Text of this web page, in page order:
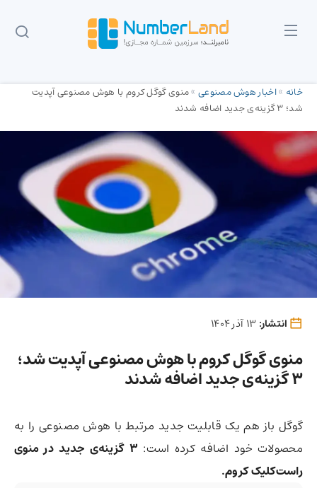
خانه »اخبار هوش مصنوعی»منوی گوگل کروم با هوش مصنوعی آپدیت
شد؛ ۳ گزینه‌ی جدید اضافه شدند
انتشار:
منوی گوگل کروم با هوش مصنوعی آپدیت شد؛
۳ گزینه‌ی جدید اضافه شدند
گوگل باز هم یک قابلیت جدید مرتبط با هوش مصنوعی را به
محصولات خود اضافه کرده است:
۳ گزینه‌ی جدید در منوی
راست‌کلیک کروم.